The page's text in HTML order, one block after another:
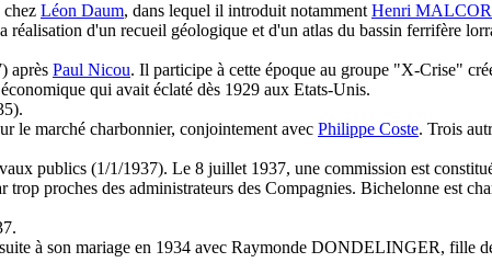
chez Léon Daum, dans lequel il introduit notamment Henri MALCOR
d'un recueil géologique et d'un atlas du bassin ferrifère
après Paul Nicou. Il participe à cette époque au groupe "X-Crise"
qui avait éclaté dès 1929 aux Etats-Unis.
le marché charbonnier, conjointement avec Philippe Coste. Trois
publics (1/1/1937). Le 8 juillet 1937, une commission est
trop proches des administrateurs des Compagnies. Bichelonne est
à son mariage en 1934 avec Raymonde DONDELINGER, fille